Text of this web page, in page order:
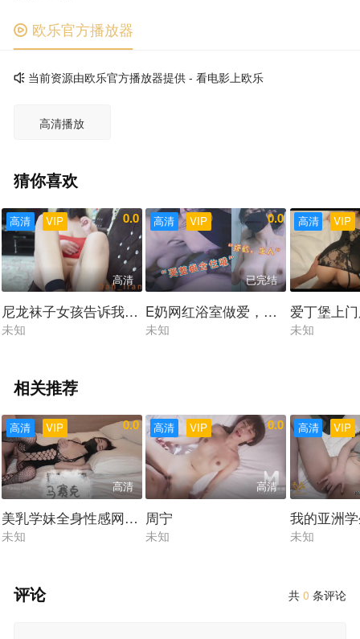
 欧乐官方播放器
当前资源由欧乐官方播放器提供 - 看电影上欧乐
高清播放
猜你喜欢
VIP
高清 0.0
高清
尼龙袜子女孩告诉我，如果我操她好，她会用她的尼龙丝
未知
VIP
高清 0.0
已完结
E奶网红浴室做爱，一边舔一边做
未知
VIP
高清
爱丁堡上
未知
相关推荐
VIP
高清 0.0
高清
美乳学妹全身性感网袜酒店内足交做爱
未知
VIP
高清 0.0
高清
周宁
未知
VIP
高清
我的亚洲
未知
共0 条评论
评论